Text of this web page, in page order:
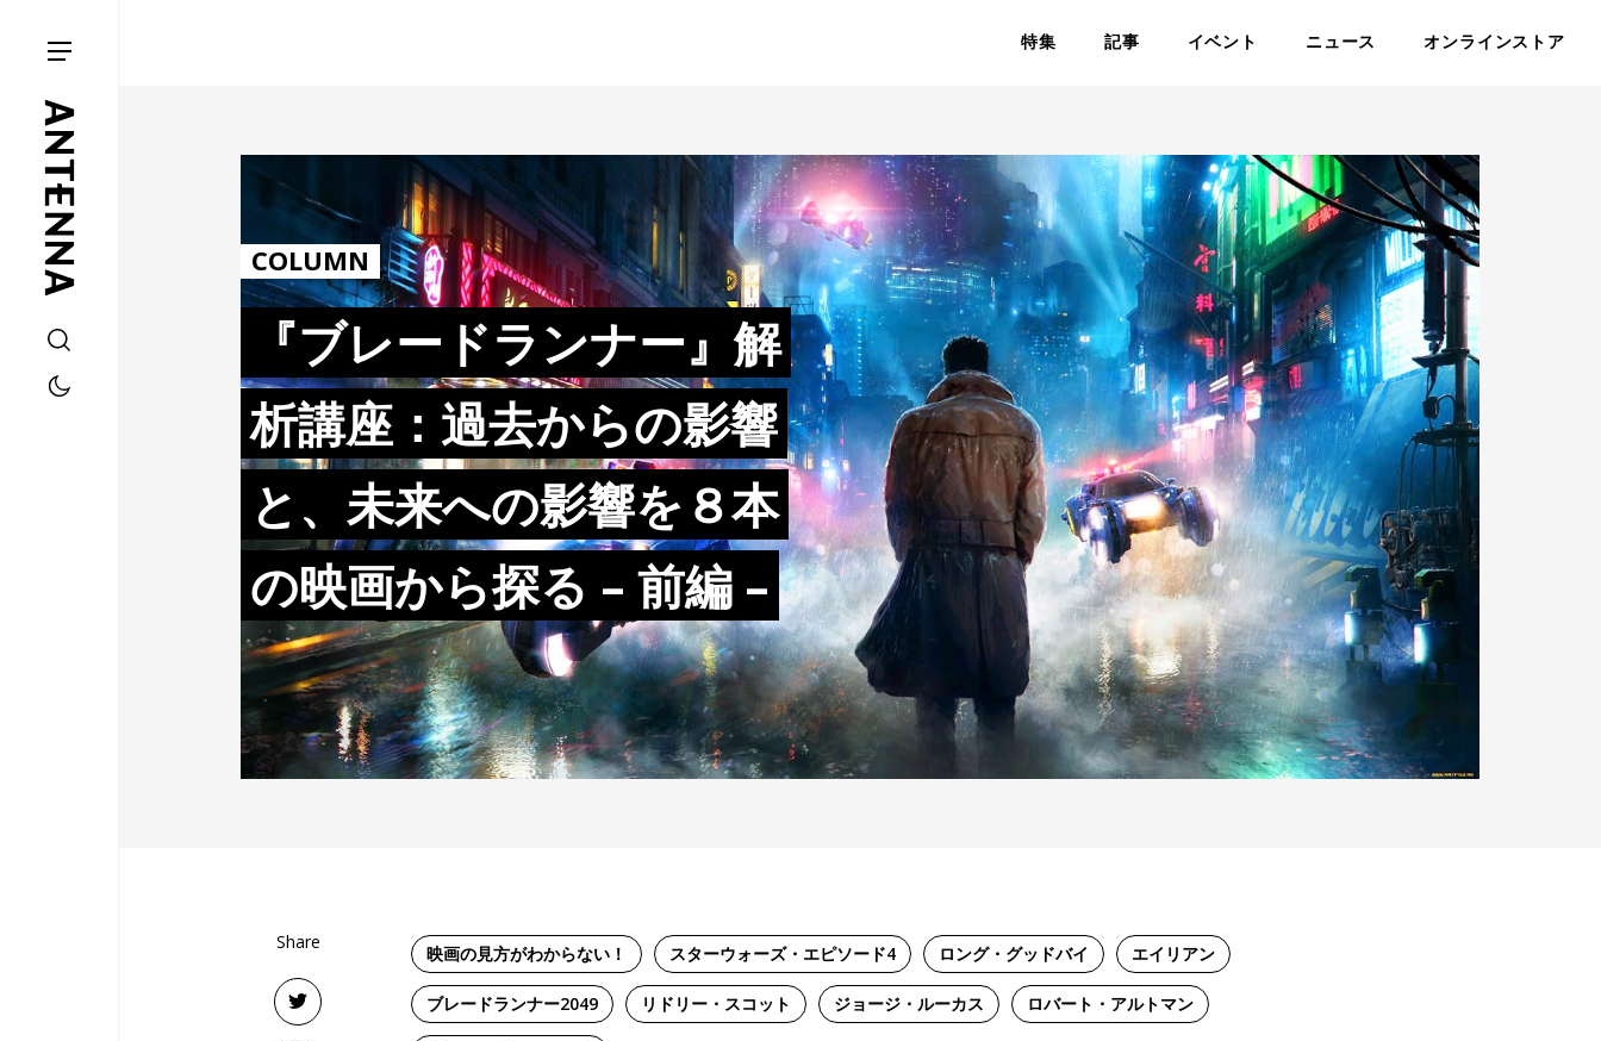
特集 記事 イベント ニュース オンラインストア
COLUMN
『ブレードランナー』解
析講座：過去からの影響
と、未来への影響を８本
の映画から探る – 前編 –
Share
映画の見方がわからない！ スターウォーズ・エピソード4 ロング・グッドバイ エイリアン
ブレードランナー2049 リドリー・スコット ジョージ・ルーカス ロバート・アルトマン